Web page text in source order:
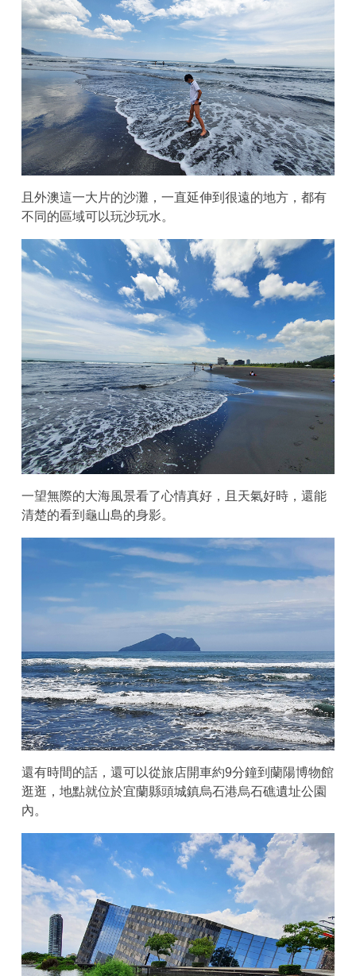
且外澳這一大片的沙灘，一直延伸到很遠的地方，都有
不同的區域可以玩沙玩水。
一望無際的大海風景看了心情真好，且天氣好時，還能
清楚的看到龜山島的身影。
還有時間的話，還可以從旅店開車約9分鐘到蘭陽博物館
逛逛，地點就位於宜蘭縣頭城鎮烏石港烏石礁遺址公園
內。